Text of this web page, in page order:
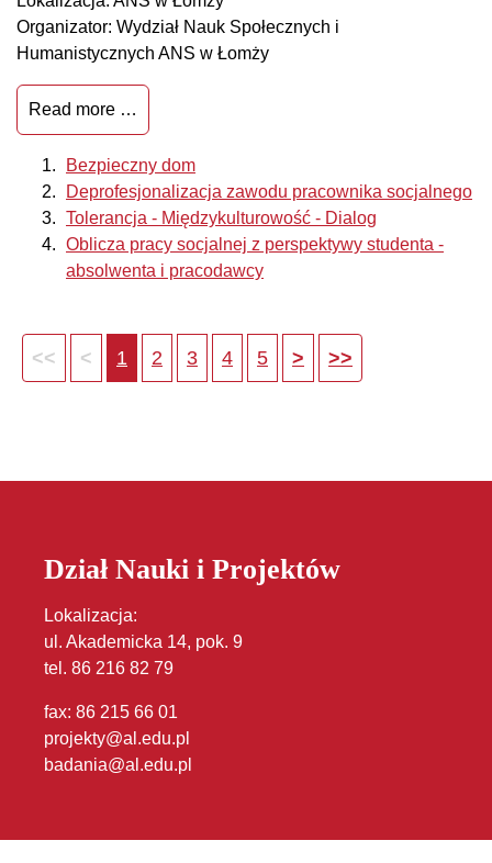
Organizator: Wydział Nauk Społecznych i
Humanistycznych ANS w Łomży
Read more …
Bezpieczny dom
Deprofesjonalizacja zawodu pracownika socjalnego
Tolerancja - Międzykulturowość - Dialog
Oblicza pracy socjalnej z perspektywy studenta -
absolwenta i pracodawcy
1 2 3 4 5
Dział Nauki i Projektów
Lokalizacja:
ul. Akademicka 14, pok. 9
tel. 86 216 82 79
fax: 86 215 66 01
projekty@al.edu.pl
badania@al.edu.pl